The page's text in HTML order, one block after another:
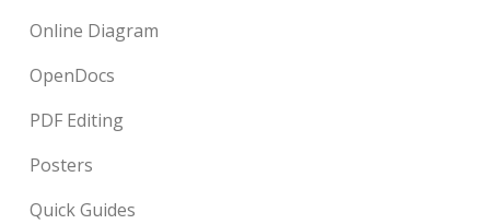
Online Diagram
OpenDocs
PDF Editing
Posters
Quick Guides